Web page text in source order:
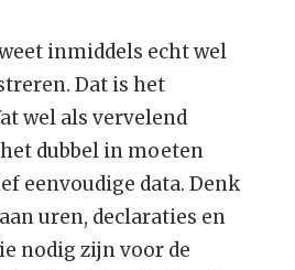
inmiddels echt wel
Dat is het
wel als vervelend
dubbel in moeten
eenvoudige data. Denk
uren, declaraties en
nodig zijn voor de